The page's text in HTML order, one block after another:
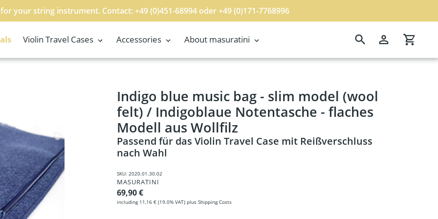
your string instrument. Contact: +49 (0)451-68994 oder +49 (0)171-7768996
Violin Travel Cases Accessories About masuratini Search Log in
Indigo blue music bag - slim model (wool
felt) / Indigoblaue Notentasche - flaches
Modell aus Wollfilz
Passend für das Violin Travel Case mit Reißverschluss
nach Wahl
SKU: 2020.01.30.02
VENDOR
MASURATINI
Regular price
69,90 €
including 11,16 € (19.0% VAT) plus Shipping Costs